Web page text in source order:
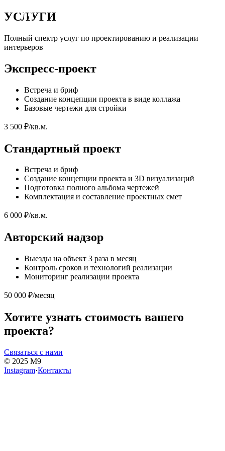
M9
УСЛУГИ
Полный спектр услуг по проектированию и реализации
интерьеров
Экспресс-проект
Встреча и бриф
Создание концепции проекта в виде коллажа
Базовые чертежи для стройки
3 500 ₽/кв.м.
Стандартный проект
Встреча и бриф
Создание концепции проекта и 3D визуализаций
Подготовка полного альбома чертежей
Комплектация и составление проектных смет
6 000 ₽/кв.м.
Авторский надзор
Выезды на объект 3 раза в месяц
Контроль сроков и технологий реализации
Мониторинг реализации проекта
50 000 ₽/месяц
Хотите узнать стоимость вашего
проекта?
Связаться с нами
© 2025 M9
Instagram·Контакты